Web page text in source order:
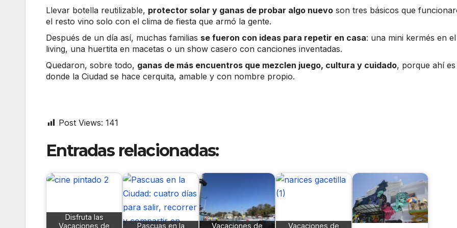
Llevar botella reutilizable, protector solar y ganas de probar algo nuevo son tres básicos que
el resto vino solo con el clima de fiesta que armó la gente.
Después de un día así, muchas familias se fueron con ideas para repetir en casa: una mini kermés en el
living, una huertita en macetas o un show casero con canciones inventadas.
Quedaron, sobre todo, ganas de más encuentros que mezclen juego, cultura y cuidado, porque ahí es
donde la Ciudad se hace cerquita, amable y con nombre propio.
Post Views: 141
Entradas relacionadas:
Disfruta las
Vacaciones de
Pascuas en la Vacaciones de Vacaciones de